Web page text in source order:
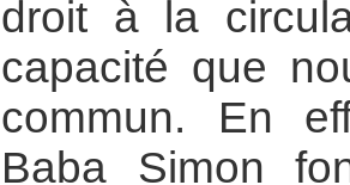
droit à la
capacité que
commun. En
Baba Simon